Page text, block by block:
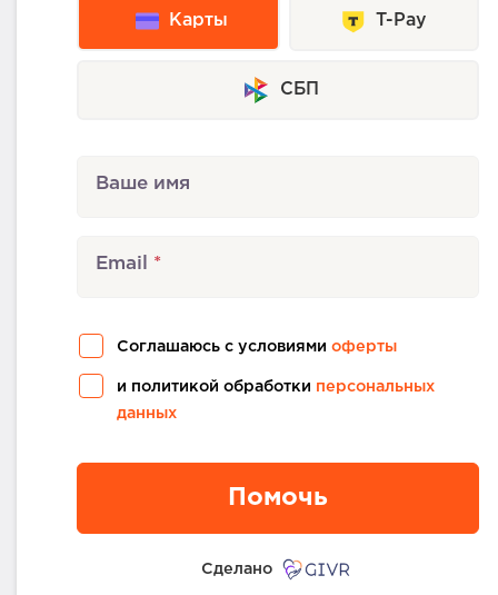
Карты T-Pay
СБП
Ваше имя
Email
Соглашаюсь с условиями оферты
и политикой обработки персональных
данных
Помочь
Сделано